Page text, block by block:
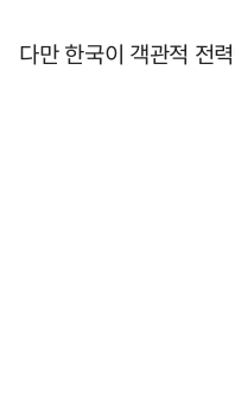
다만 한국이 객관적 전